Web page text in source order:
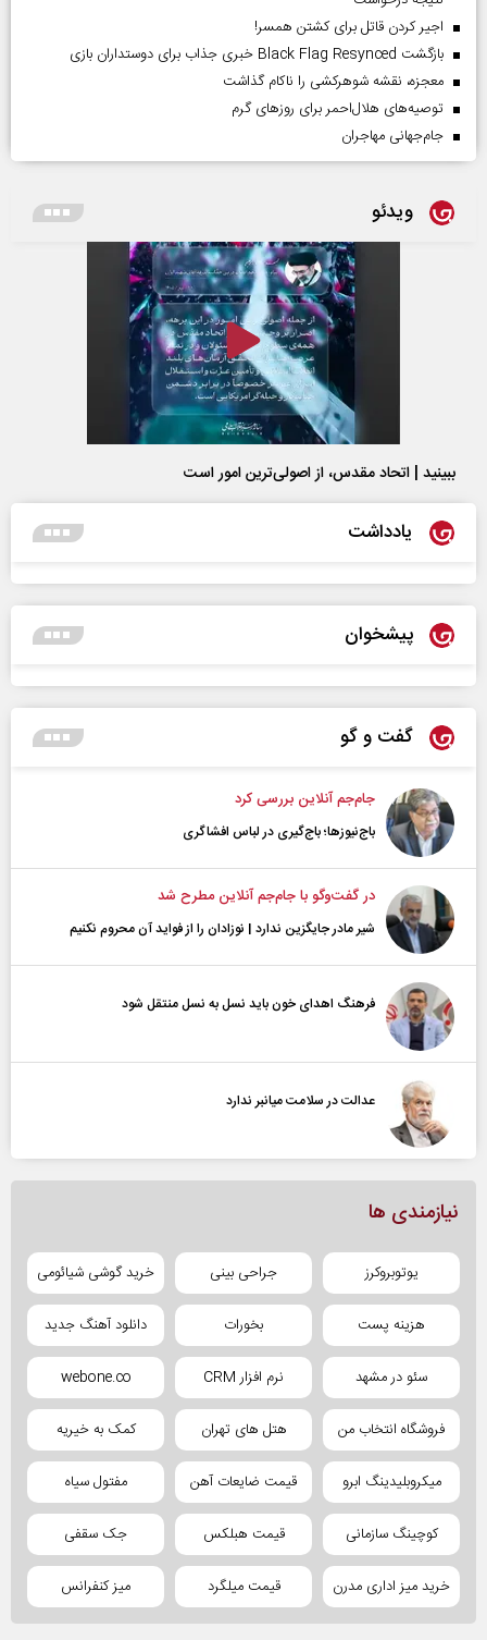
اجیر کردن قاتل برای کشتن همسر!
بازگشت Black Flag Resynced خبری جذاب برای دوستداران بازی
معجزه، نقشه شوهرکشی را ناکام گذاشت
توصیه‌های هلال‌احمر برای روز‌های گرم
جام‌جهانی مهاجران
ویدئو
ببینید | اتحاد مقدس، از اصولی‌ترین امور است
یادداشت
پیشخوان
گفت و گو
جام‌جم آنلاین بررسی کرد
باج‌نیوزها؛ باج‌گیری در لباس افشاگری
در گفت‌و‌گو با جام‌جم آنلاین مطرح شد
شیر مادر جایگزین ندارد | نوزادان را از فواید آن محروم نکنیم
فرهنگ اهدای خون باید نسل به نسل منتقل شود
عدالت در سلامت میانبر ندارد
نیازمندی ها
یوتوبروکرز جراحی بینی خرید گوشی شیائومی
هزینه پست بخورات دانلود آهنگ جدید
سئو در مشهد نرم افزار CRM webone.co
فروشگاه انتخاب من هتل های تهران کمک به خیریه
میکروبلیدینگ ابرو قیمت ضایعات آهن مفتول سیاه
کوچینگ سازمانی قیمت هبلکس جک سقفی
خرید میز اداری مدرن قیمت میلگرد میز کنفرانس